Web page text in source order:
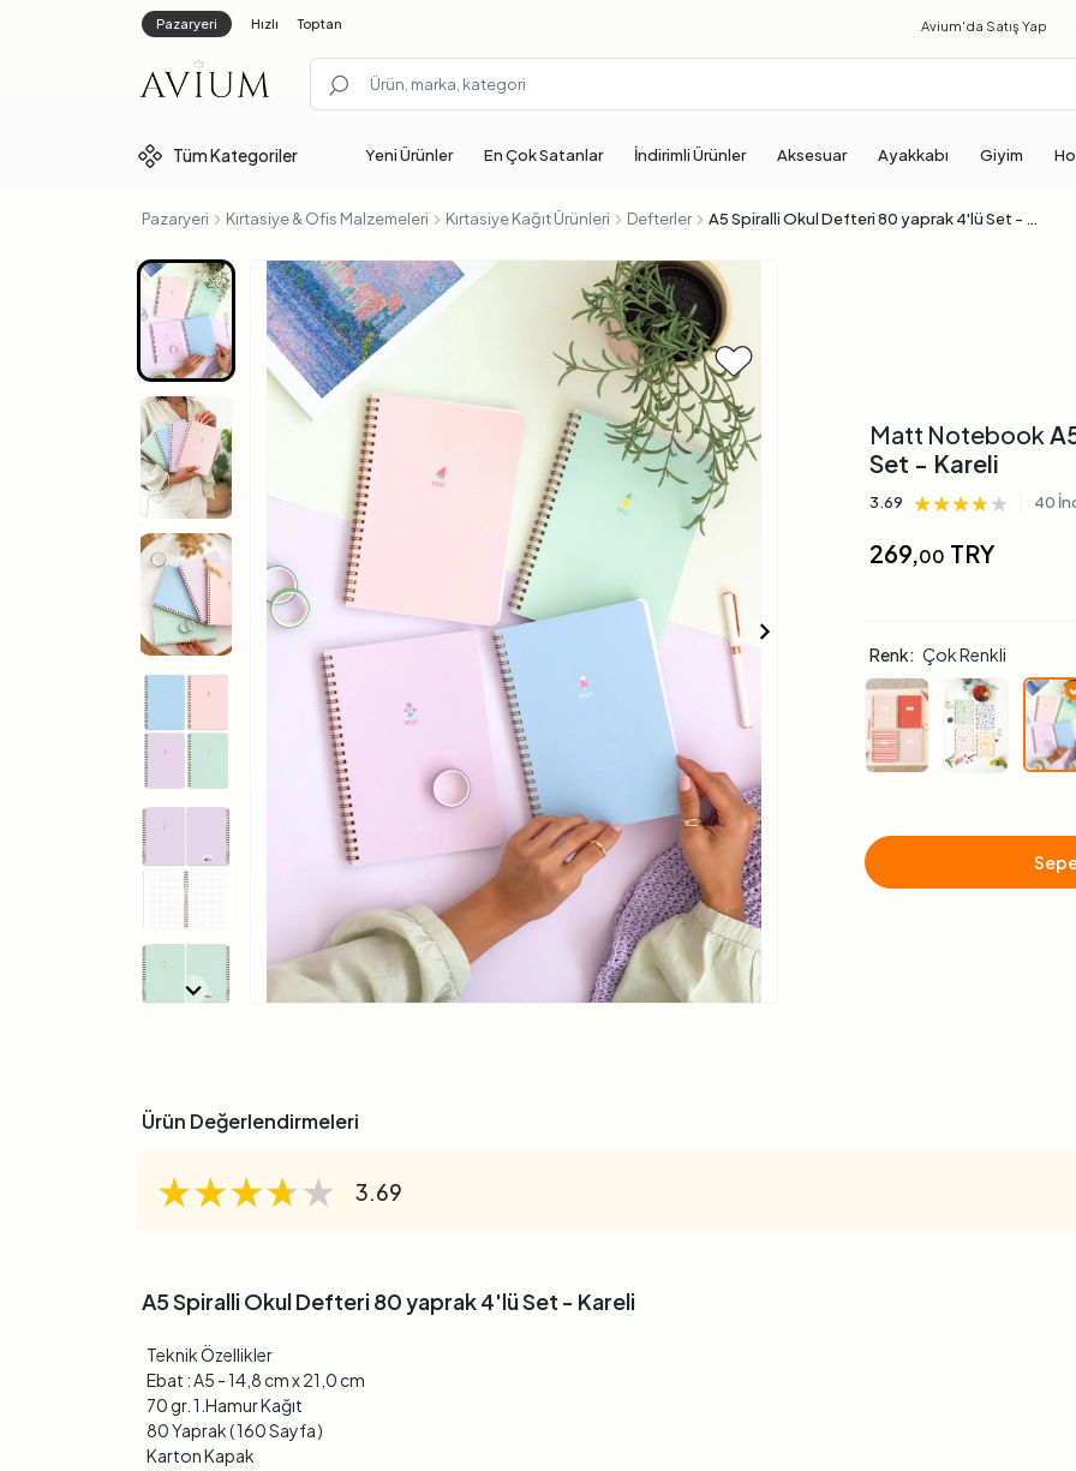
Pazaryeri Hızlı Toptan Avium'da Satış Yap
TümKategoriler Yeni Ürünler En Çok Satanlar İndirimli Ürünler Aksesuar Ayakkabı Giyim
Pazaryeri Kırtasiye & Ofis Malzemeleri Kırtasiye Kağıt Ürünleri Defterler A5 Spiralli Okul Defteri 80 yaprak 4'lü Set - Kareli
Matt Notebook
Set - Kareli
3.69 ★★★★★
★★★★★
★★★★★ 40
269,00 TRY
Renk: Çok Renkli
Ürün Değerlendirmeleri
★★★★★
★★★★★
★★★★★ 3.69
A5 Spiralli Okul Defteri 80 yaprak 4'lü Set - Kareli
Teknik Özellikler
Ebat : A5 - 14,8 cm x 21,0 cm
70 gr. 1.Hamur Kağıt
80 Yaprak ( 160 Sayfa )
Karton Kapak